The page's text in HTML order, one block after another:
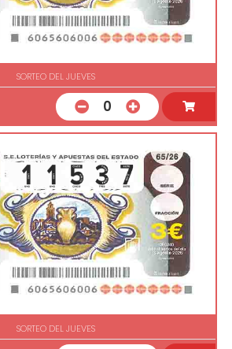
SORTEO DEL JUEVES
0
SORTEO DEL JUEVES